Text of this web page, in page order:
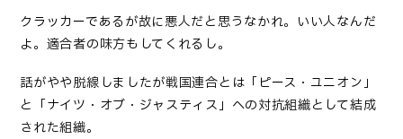
クラッカーであるが故に悪人だと思うなかれ。いい人なんだ
よ。適合者の味方もしてくれるし。
話がやや脱線しましたが戦国連合とは「ピース・ユニオン」
と「ナイツ・オブ・ジャスティス」への対抗組織として結成
された組織。